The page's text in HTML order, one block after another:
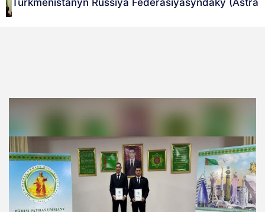
Türkmenistanyň Russiýa Federasiýasyndaky